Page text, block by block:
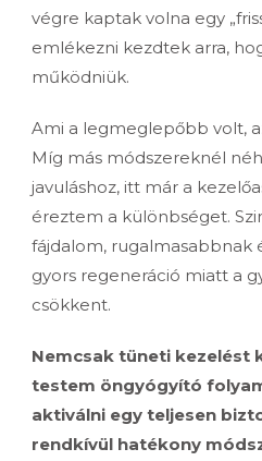
végre kaptak volna egy
emlékezni kezdtek arra,
működniük.
Ami a legmeglepőbb volt,
Míg más módszereknél
javuláshoz, itt már a
éreztem a különbséget.
fájdalom, rugalmasabbnak
gyors regeneráció miatt a
csökkent.
Nemcsak tüneti kezelést
testem öngyógyító
aktiválni egy teljesen
rendkívül hatékony